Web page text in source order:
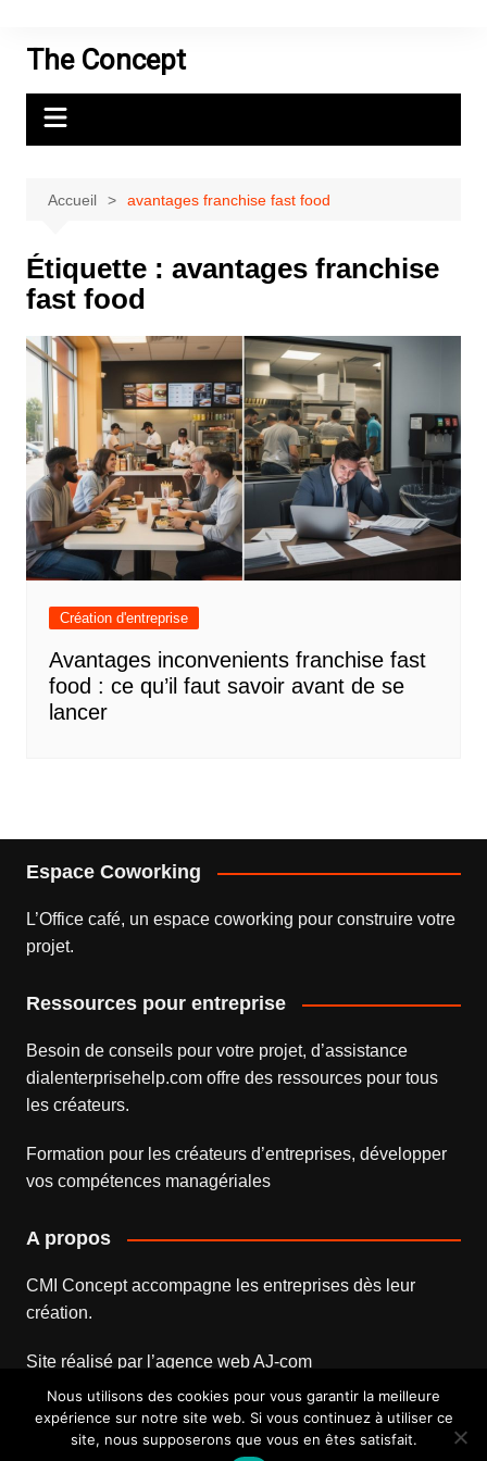
contenuThe Concept
Accueil avantages franchise fast food
Étiquette : avantages franchise
fast food
Création d'entreprise
Avantages inconvenients franchise fast
food : ce qu’il faut savoir avant de se
lancer
Espace Coworking
L’Office café, un espace coworking pour construire votre
projet.
Ressources pour entreprise
Besoin de conseils pour votre projet, d’assistance
dialenterprisehelp.comoffre des ressources pour tous
les créateurs.
Formation pour les créateurs d’entreprises, développer
vos compétences managériales
A propos
CMI Concept accompagne les entreprises dès leur
création.
Site réalisé par l’agence webAJ-com
Nous utilisons des cookies pour vous garantir la meilleure
expérience sur notre site web. Si vous continuez à utiliser ce
site, nous supposerons que vous en êtes satisfait.